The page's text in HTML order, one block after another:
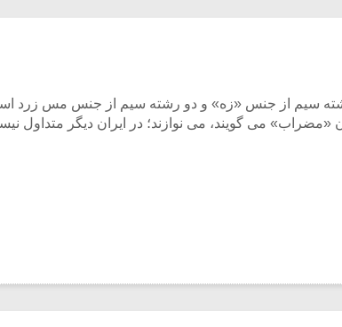
سیم از جنس «زه» و دو رشته سیم از جنس مس زرد
می گویند، می نوازند؛ در ایران دیگر متداول